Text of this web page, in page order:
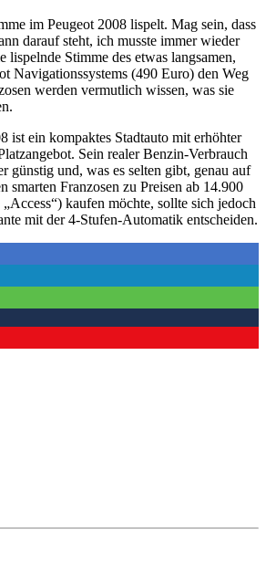
im Peugeot 2008 lispelt. Mag sein, dass
darauf steht, ich musste immer wieder
lispelnde Stimme des etwas langsamen,
Navigationssystems (490 Euro) den Weg
werden vermutlich wissen, was sie
ist ein kompaktes Stadtauto mit erhöhter
Sein realer Benzin-Verbrauch
günstig und, was es selten gibt, genau auf
smarten Franzosen zu Preisen ab 14.900
kaufen möchte, sollte sich jedoch
mit der 4-Stufen-Automatik entscheiden.